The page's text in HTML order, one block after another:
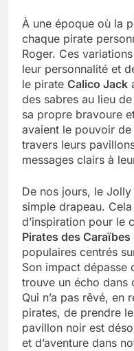
À une époque où la
chaque pirate
Roger. Ces
leur personnalité et
le pirate Calico Jack
des sabres au lieu
sa propre bravoure
avaient le pouvoir
travers leurs
messages clairs à
De nos jours, le Jolly
simple drapeau.
d’inspiration pour le
Pirates des Caraïbes
populaires centrés
Son impact dépasse
trouve un écho dans
Qui n’a pas rêvé, en
pirates, de prendre
pavillon noir est
et d’aventure dans